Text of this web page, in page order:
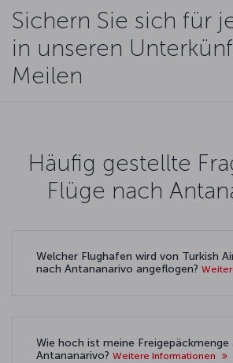
Sichern Sie sich für
in unseren
Meilen
Häufig gestellte
Flüge nach
Welcher Flughafen wird von Turkish
nach Antananarivo angeflogen?
Wie hoch ist meine Freigepäckmenge
Antananarivo? Weitere Informationen